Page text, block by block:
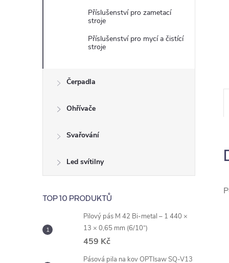
l
Příslušenství pro zametací
stroje
Příslušenství pro mycí a čistící
stroje
Čerpadla
Ohřívače
Svařování
Led svítilny
TOP 10 PRODUKTŮ
Pilový pás M 42 Bi-metal – 1 440 ×
13 × 0,65 mm (6/10“)
459 Kč
Pásová pila na kov OPTIsaw SQ-V13